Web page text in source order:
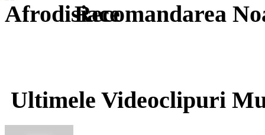
Recomandarea
Ultimele Videoclipuri